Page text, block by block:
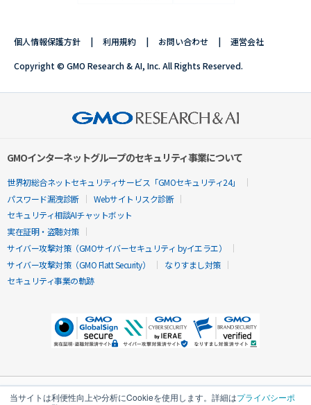
当サイトは利便性向上や分析にCookieを使用します。詳細はプライバシーポ
個人情報保護方針 利用規約 お問い合わせ 運営会社
Copyright © GMO Research & AI, Inc. All Rights Reserved.
GMOインターネットグループのセキュリティ事業について
世界初総合ネットセキュリティサービス「GMOセキュリティ24」
パスワード漏洩診断
Webサイトリスク診断
セキュリティ相談AIチャットボット
実在証明・盗聴対策
サイバー攻撃対策（GMOサイバーセキュリティ byイエラエ）
サイバー攻撃対策（GMO Flatt Security）
なりすまし対策
セキュリティ事業の軌跡